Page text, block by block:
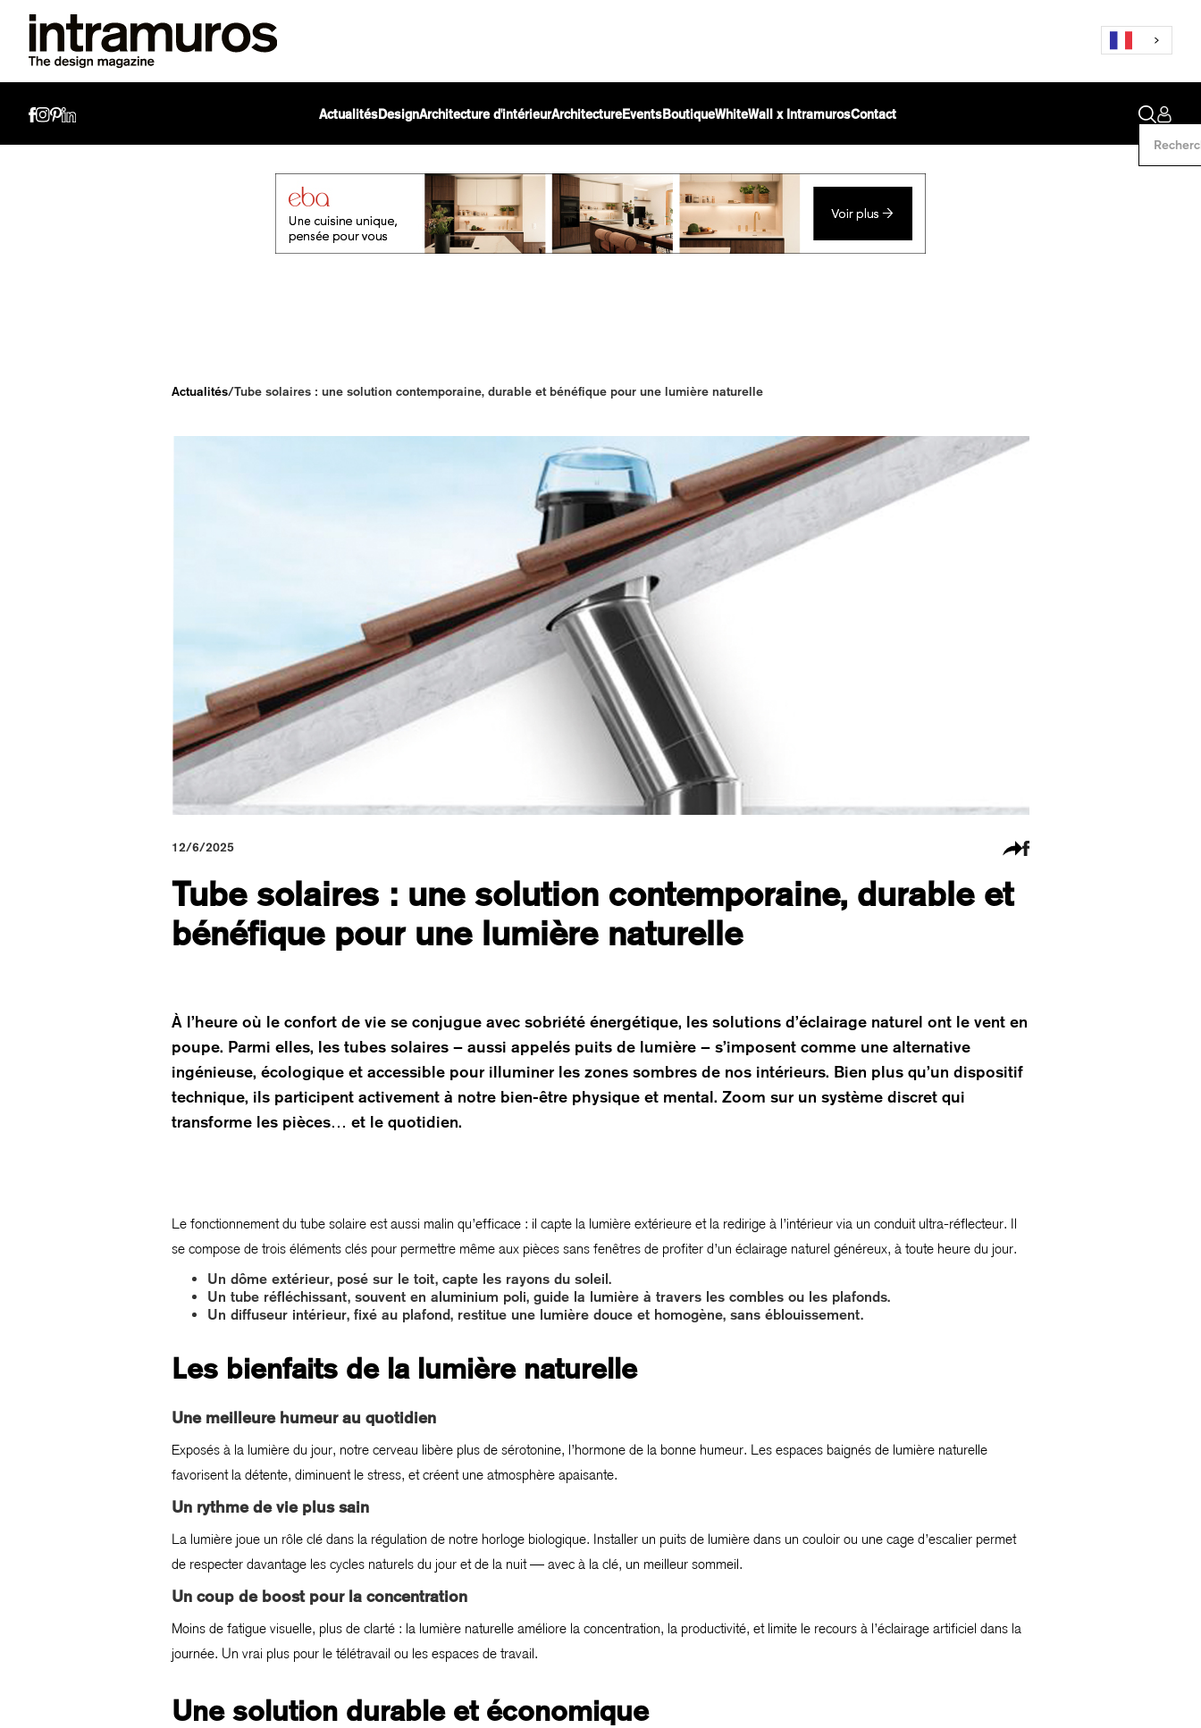
ActualitésDesignArchitecture d'intérieurArchitectureEventsBoutiqueWhiteWall x IntramurosContact
Actualités/Tube solaires : une solution contemporaine, durable et bénéfique pour une lumière naturelle
12/6/2025
Tube solaires : une solution contemporaine, durable et
bénéfique pour une lumière naturelle
À l’heure où le confort de vie se conjugue avec sobriété énergétique, les solutions d’éclairage naturel ont le vent en
poupe. Parmi elles, les tubes solaires – aussi appelés puits de lumière – s’imposent comme une alternative
ingénieuse, écologique et accessible pour illuminer les zones sombres de nos intérieurs. Bien plus qu’un dispositif
technique, ils participent activement à notre bien-être physique et mental. Zoom sur un système discret qui
transforme les pièces… et le quotidien.
Le fonctionnement du tube solaire est aussi malin qu’efficace : il capte la lumière extérieure et la redirige à l’intérieur via un conduit ultra-réflecteur. Il
se compose de trois éléments clés pour permettre même aux pièces sans fenêtres de profiter d’un éclairage naturel généreux, à toute heure du jour.
Un dôme extérieur, posé sur le toit, capte les rayons du soleil.
Un tube réfléchissant, souvent en aluminium poli, guide la lumière à travers les combles ou les plafonds.
Un diffuseur intérieur, fixé au plafond, restitue une lumière douce et homogène, sans éblouissement.
Les bienfaits de la lumière naturelle
Une meilleure humeur au quotidien
Exposés à la lumière du jour, notre cerveau libère plus de sérotonine, l’hormone de la bonne humeur. Les espaces baignés de lumière naturelle
favorisent la détente, diminuent le stress, et créent une atmosphère apaisante.
Un rythme de vie plus sain
La lumière joue un rôle clé dans la régulation de notre horloge biologique. Installer un puits de lumière dans un couloir ou une cage d’escalier permet
de respecter davantage les cycles naturels du jour et de la nuit — avec à la clé, un meilleur sommeil.
Un coup de boost pour la concentration
Moins de fatigue visuelle, plus de clarté : la lumière naturelle améliore la concentration, la productivité, et limite le recours à l’éclairage artificiel dans la
journée. Un vrai plus pour le télétravail ou les espaces de travail.
Une solution durable et économique